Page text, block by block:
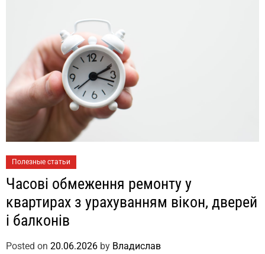
Полезные статьи
Часові обмеження ремонту у
квартирах з урахуванням вікон, дверей
і балконів
Posted on 20.06.2026 by Владислав